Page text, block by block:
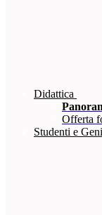
Didattica
Offerta
Studenti e